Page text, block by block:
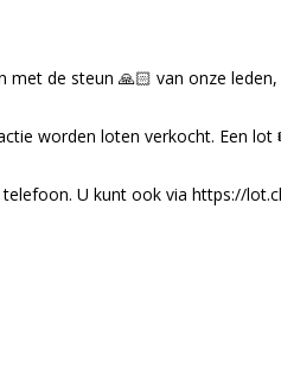
de steun 🙏🏻 van onze
worden loten verkocht. Een
U kunt ook via https://